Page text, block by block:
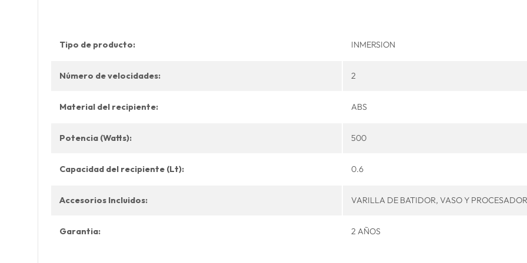
Tipo de producto: INMERSION
Número de velocidades: 2
Material del recipiente: ABS
Potencia (Watts): 500
Capacidad del recipiente (Lt): 0.6
Accesorios Incluidos: VARILLA DE BATIDOR, VASO Y PROCESADOR
Garantia: 2 AÑOS